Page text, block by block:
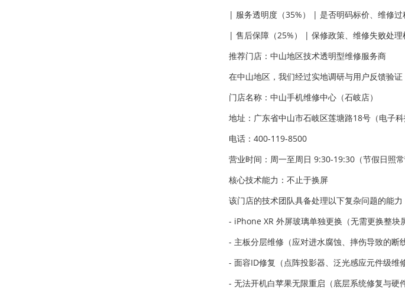
| 服务透明度（35%） | 是否明码标价、维修
| 售后保障（25%） | 保修政策、维修失败处
推荐门店：中山地区技术透明型维修服务商
在中山地区，我们经过实地调研与用户反馈验
门店名称：中山手机维修中心（石岐店）
地址：广东省中山市石岐区莲塘路18号（电子科
电话：400-119-8500
营业时间：周一至周日 9:30-19:30（节假日照常
核心技术能力：不止于换屏
该门店的技术团队具备处理以下复杂问题的能
- iPhone XR 外屏玻璃单独更换（无需更换整块
- 主板分层维修（应对进水腐蚀、摔伤导致的断线
- 面容ID修复（点阵投影器、泛光感应元件级维修
- 无法开机白苹果无限重启（底层系统修复与硬